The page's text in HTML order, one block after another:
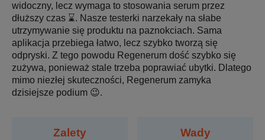
widoczny, lecz wymaga to stosowania serum przez
dłuższy czas ⌛. Nasze testerki narzekały na słabe
utrzymywanie się produktu na paznokciach. Sama
aplikacja przebiega łatwo, lecz szybko tworzą się
odpryski. Z tego powodu Regenerum dość szybko się
zużywa, ponieważ stale trzeba poprawiać ubytki. Dlatego
mimo niezłej skuteczności, Regenerum zamyka
dzisiejsze podium 😉.
Zalety Wady